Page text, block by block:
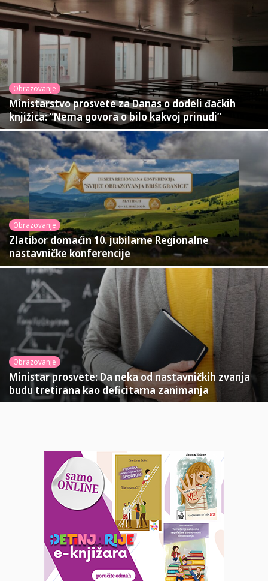
Obrazovanje
Ministarstvo prosvete za Danas o dodeli đačkih
knjižica: “Nema govora o bilo kakvoj prinudi”
Obrazovanje
Zlatibor domaćin 10. jubilarne Regionalne
nastavničke konferencije
Obrazovanje
Ministar prosvete: Da neka od nastavničkih zvanja
budu tretirana kao deficitarna zanimanja